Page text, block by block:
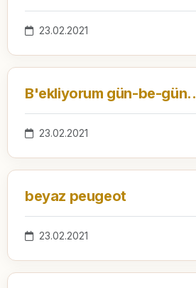
23.02.2021
B'ekliyorum gün-be-gün..
23.02.2021
beyaz peugeot
23.02.2021